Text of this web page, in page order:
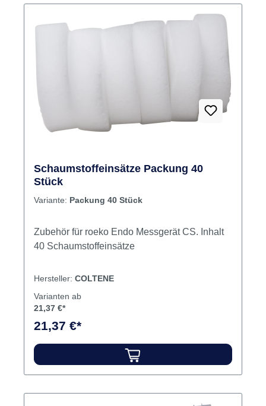
Hygienisch und partikelarm – unterstützt
entnehmbar – kein Verhaken oder Verrutschen
Endo-Instrumentenhaltern verwendet und
ermöglichen eine sichere und hygienische
Bereithaltung von Wurzelkanalinstrumenten
während der Behandlung. Für den
Schaumstoffeinsätze, Ø 50 mm, Höhe 10 mm
Jetzt bestellen Jetzt hochwertige
bequem bei dentalkiosk.de online bestellen.
Schaumstoffeinsätze Packung 40
Stück
Variante: Packung 40 Stück
Zubehör für roeko Endo Messgerät CS. Inhalt
40 Schaumstoffeinsätze
Hersteller: COLTENE
Varianten ab
21,37 €*
21,37 €*